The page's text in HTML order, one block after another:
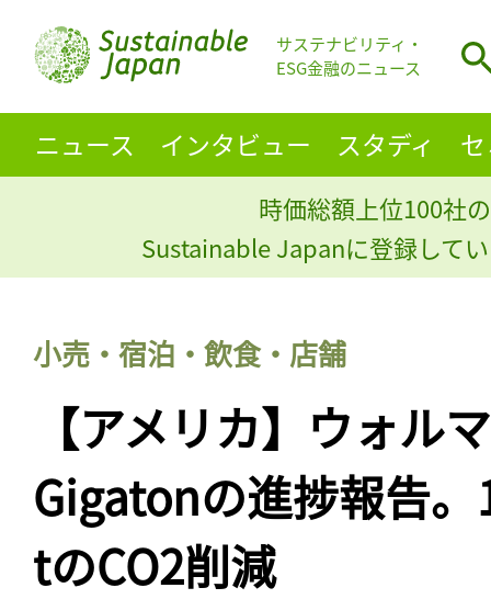
サステナビリティ・
ESG金融のニュース
ニュース インタビュー スタディ
時価総額上位100社
Sustainable Japanに登録して
小売・宿泊・飲食・店舗
【アメリカ】ウォル
Gigatonの進捗報告
tのCO2削減